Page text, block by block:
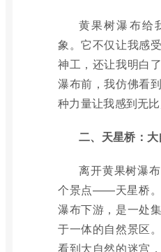
黄果树瀑布给
象。它不仅让我感
神工，还让我明白
瀑布前，我仿佛看
种力量让我感到无比
二、天星桥：
离开黄果树瀑
个景点——天星桥
瀑布下游，是一处
于一体的自然景区
看到大自然的迷宫